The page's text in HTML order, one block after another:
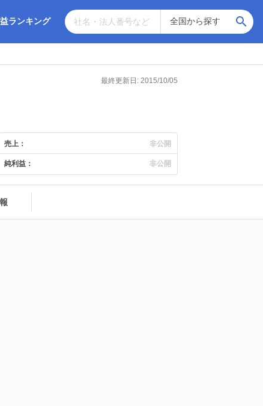
ランキング
最終更新日: 2015/10/05
売上： 非公開
純利益： 非公開